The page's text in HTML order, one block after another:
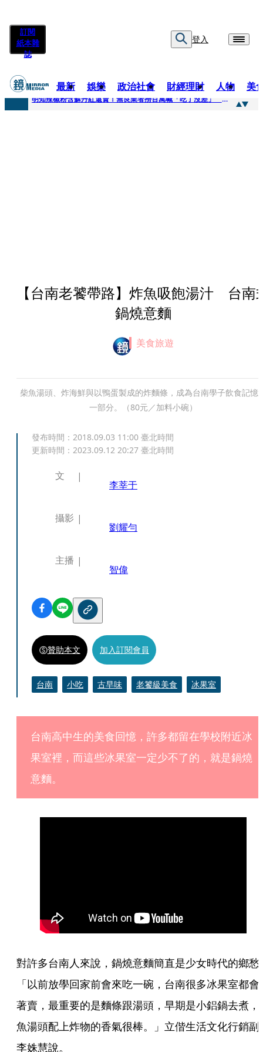
訂閱
紙本雜
誌
登入
最新 娛樂 政治社會 財經理財 人物 美
快訊
明知辣椒粉含蘇丹紅還賣！無良業者撈百萬喊「吃了沒差」 法官打臉判6月不准緩刑
【台南老饕帶路】炸魚吸飽湯汁 台南
鍋燒意麵
美食旅遊
柴魚湯頭、炸海鮮與以鴨蛋製成的炸麵條，成為台南學子飲食記憶
一部分。（80元／加料小碗）
發布時間： 2018.09.03 11:00 臺北時間
更新時間： 2023.09.12 20:27 臺北時間
文
李莘于
攝影
劉耀勻
主播
智偉
贊助本文 加入訂閱會員
台南 小吃 古早味 老饕級美食 冰果室
台南高中生的美食回憶，許多都留在學校附近冰
果室裡，而這些冰果室一定少不了的，就是鍋燒
意麵。
對許多台南人來說，鍋燒意麵簡直是少女時代的鄉愁
「以前放學回家前會來吃一碗，台南很多冰果室都會
著賣，最重要的是麵條跟湯頭，早期是小鋁鍋去煮，
魚湯頭配上炸物的香氣很棒。」立偕生活文化行銷副
李姝慧說。